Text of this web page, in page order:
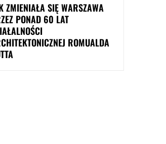
ZMIENIAŁA SIĘ WARSZAWA
PONAD 60 LAT
ROMUALDA